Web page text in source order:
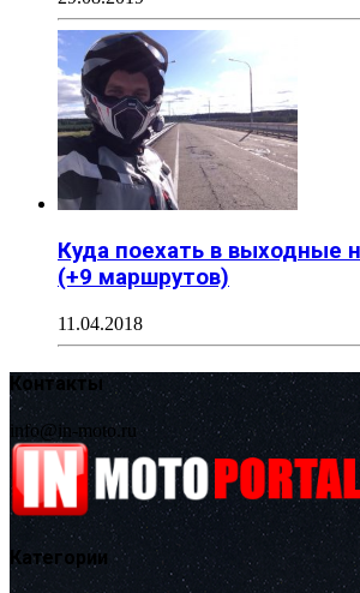
Куда поехать в выходные
(+9 маршрутов)
11.04.2018
Контакты
info@in-moto.ru
Категории